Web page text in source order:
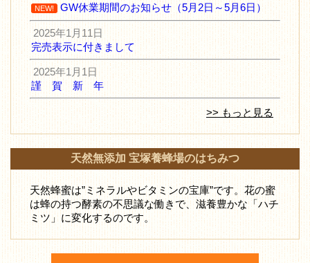
NEW! GW休業期間のお知らせ（5月2日～5月6日）
2025年1月11日
完売表示に付きまして
2025年1月1日
謹 賀 新 年
>> もっと見る
天然無添加 宝塚養蜂場のはちみつ
天然蜂蜜は”ミネラルやビタミンの宝庫”です。花の蜜
は蜂の持つ酵素の不思議な働きで、滋養豊かな「ハチ
ミツ」に変化するのです。